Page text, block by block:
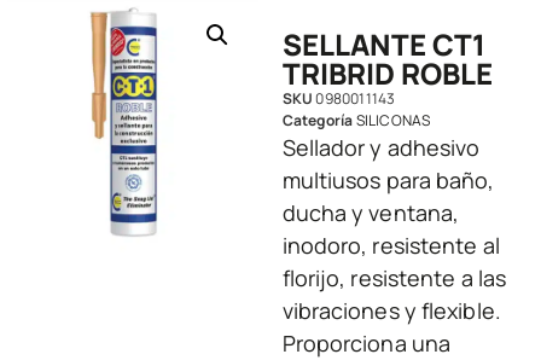
SELLANTE CT1
TRIBRID ROBLE
SKU0980011143
CategoríaSILICONAS
Sellador y adhesivo
multiusos para baño,
ducha y ventana,
inodoro, resistente al
florijo, resistente a las
vibraciones y flexible.
Proporciona una